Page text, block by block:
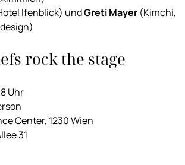
Ifenblick) undGreti Mayer (Kimchi,
rock the stage
Uhr
Center, 1230 Wien
31